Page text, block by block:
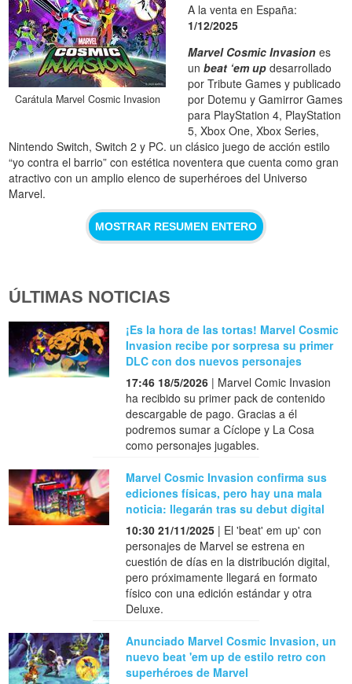
Carátula Marvel Cosmic Invasion
A la venta en España:
1/12/2025
Marvel Cosmic Invasion es
unbeat ‘em up desarrollado
por Tribute Games y publicado
por Dotemu y Gamirror Games
para PlayStation 4, PlayStation
5, Xbox One, Xbox Series,
Nintendo Switch, Switch 2 y PC. un clásico juego de acción estilo
“yo contra el barrio” con estética noventera que cuenta como gran
atractivo con un amplio elenco de superhéroes del Universo
Marvel.
MOSTRAR RESUMEN ENTERO
ÚLTIMAS NOTICIAS
¡Es la hora de las tortas! Marvel Cosmic
Invasion recibe por sorpresa su primer
DLC con dos nuevos personajes
17:46 18/5/2026 | Marvel Comic Invasion
ha recibido su primer pack de contenido
descargable de pago. Gracias a él
podremos sumar a Cíclope y La Cosa
como personajes jugables.
Marvel Cosmic Invasion confirma sus
ediciones físicas, pero hay una mala
noticia: llegarán tras su debut digital
10:30 21/11/2025 | El 'beat' em up' con
personajes de Marvel se estrena en
cuestión de días en la distribución digital,
pero próximamente llegará en formato
físico con una edición estándar y otra
Deluxe.
Anunciado Marvel Cosmic Invasion, un
nuevo beat 'em up de estilo retro con
superhéroes de Marvel